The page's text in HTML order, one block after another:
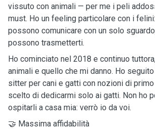
vissuto con animali — per me i peli
must. Ho un feeling particolare con i
possono comunicare con un solo
possono trasmetterti.
Ho cominciato nel 2018 e continuo
animali e quello che mi danno. Ho
sitter per cani e gatti con nozioni di
scelto di dedicarmi solo ai gatti. Non ho
ospitarli a casa mia: verrò io da voi.
🤝 Massima affidabilità